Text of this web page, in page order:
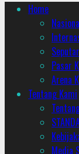
PrimaryHome
Pasar
Arena
Tentang Kami
Media